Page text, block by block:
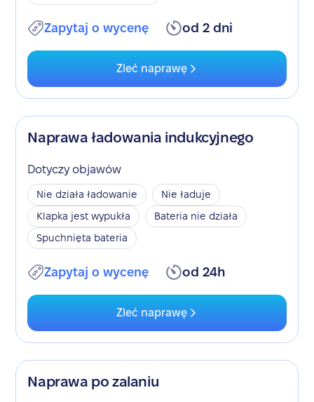
Zapytaj o wycenę od 2 dni
Zleć naprawę
Naprawa ładowania indukcyjnego
Dotyczy objawów
Nie działa ładowanie
Nie ładuje
Klapka jest wypukła
Bateria nie działa
Spuchnięta bateria
Zapytaj o wycenę od 24h
Zleć naprawę
Naprawa po zalaniu